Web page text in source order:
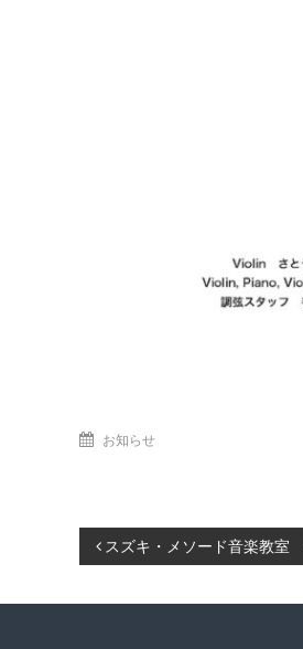
お知らせ
投 スズキ・メソード音楽教室